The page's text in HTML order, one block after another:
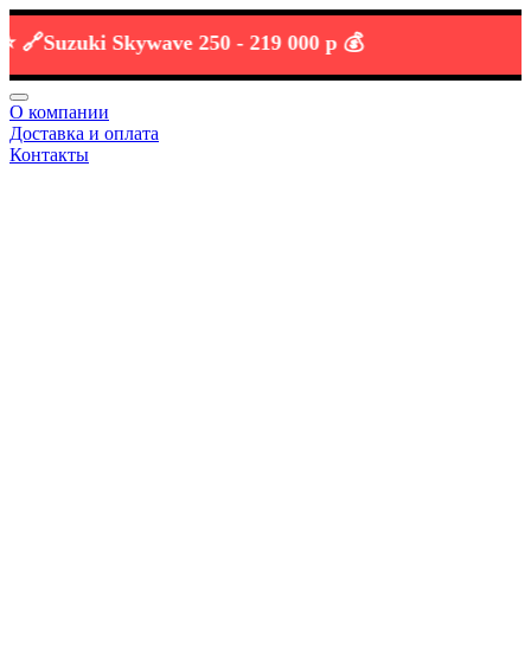
Skywave 250 -219 000 р 💰
О компании
Доставка и оплата
Контакты